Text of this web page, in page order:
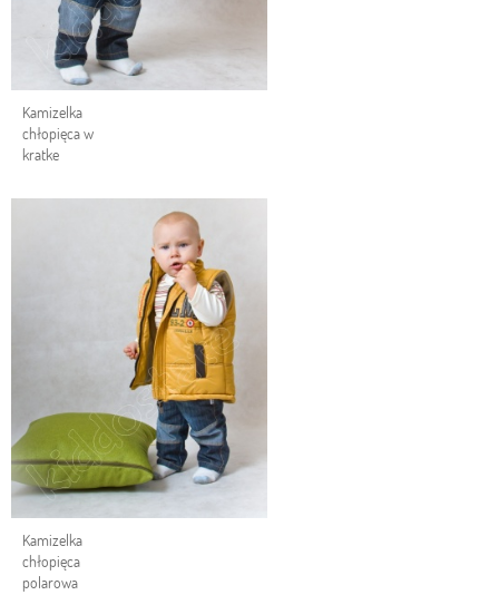
Kamizelka
chłopięca w
kratke
Kamizelka
chłopięca
polarowa